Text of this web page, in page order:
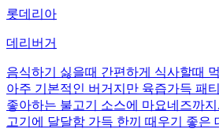
롯데리아
데리버거
음식하기 싫을때 간편하게 식사할때
아주 기본적인 버거지만 육즙가득 패
좋아하는 불고기 소스에 마요네즈까
고기에 달달함 가득 한끼 때우기 좋은